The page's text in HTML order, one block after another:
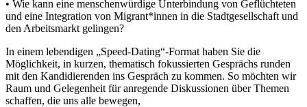
• Wie kann eine menschenwürdige Unterbindung von Geflüchteten
und eine Integration von Migrant*innen in die Stadtgesellschaft und
den Arbeitsmarkt gelingen?
In einem lebendigen „Speed-Dating“-Format haben Sie die
Möglichkeit, in kurzen, thematisch fokussierten Gesprächs runden
mit den Kandidierenden ins Gespräch zu kommen. So möchten wir
Raum und Gelegenheit für anregende Diskussionen über Themen
schaffen, die uns alle bewegen,